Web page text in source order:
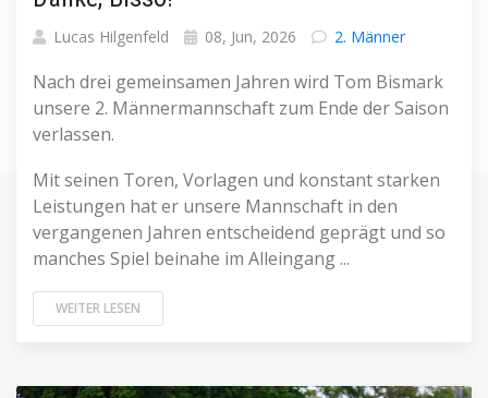
Lucas Hilgenfeld 08, Jun, 2026 2. Männer
Nach drei gemeinsamen Jahren wird Tom Bismark
unsere 2. Männermannschaft zum Ende der Saison
verlassen.
Mit seinen Toren, Vorlagen und konstant starken
Leistungen hat er unsere Mannschaft in den
vergangenen Jahren entscheidend geprägt und so
manches Spiel beinahe im Alleingang ...
WEITER LESEN